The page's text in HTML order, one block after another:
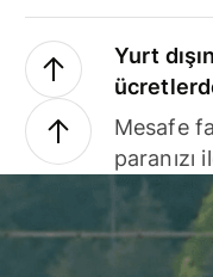
Yurt
Mesafe
paranızı